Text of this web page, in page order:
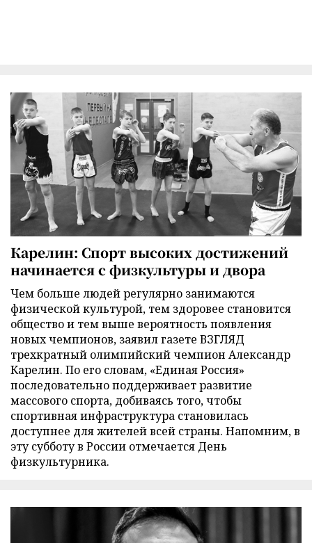
Карелин: Спорт высоких достижений
начинается с физкультуры и двора
Чем больше людей регулярно занимаются
физической культурой, тем здоровее становится
общество и тем выше вероятность появления
новых чемпионов, заявил газете ВЗГЛЯД
трехкратный олимпийский чемпион Александр
Карелин. По его словам, «Единая Россия»
последовательно поддерживает развитие
массового спорта, добиваясь того, чтобы
спортивная инфраструктура становилась
доступнее для жителей всей страны. Напомним, в
эту субботу в России отмечается День
физкультурника.